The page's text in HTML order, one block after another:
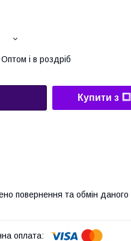
Оптом і в роздріб
Купити з
повернення та обмін даного